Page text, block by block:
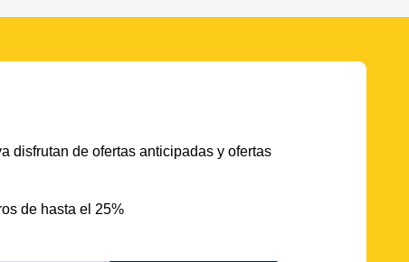
disfrutan de ofertas anticipadas y ofertas
de hasta el 25%